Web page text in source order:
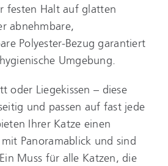
festen Halt auf glatten
abnehmbare,
Polyester-Bezug garantiert
Umgebung.
oder Liegekissen – diese
und passen auf fast jede
Ihrer Katze einen
Panoramablick und sind
Muss für alle Katzen, die